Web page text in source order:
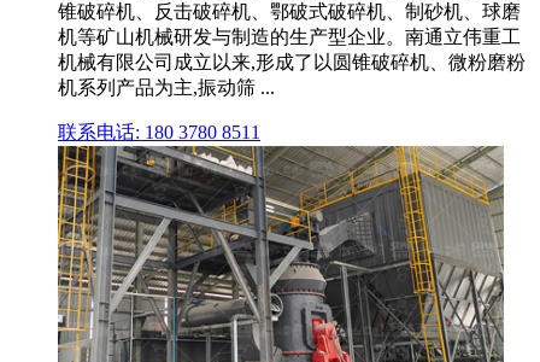
锥破碎机、反击破碎机、鄂破式破碎机、制砂机、球磨
机等矿山机械研发与制造的生产型企业。南通立伟重工
机械有限公司成立以来,形成了以圆锥破碎机、微粉磨粉
机系列产品为主,振动筛 ...
联系电话: 180 3780 8511